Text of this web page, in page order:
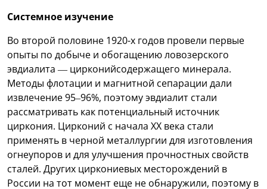
Системное изучение
Во второй половине 1920-х годов провели первые
опыты по добыче и обогащению ловозерского
эвдиалита — цирконийсодержащего минерала.
Методы флотации и магнитной сепарации дали
извлечение 95–96%, поэтому эвдиалит стали
рассматривать как потенциальный источник
циркония. Цирконий с начала XX века стали
применять в черной металлургии для изготовления
огнеупоров и для улучшения прочностных свойств
сталей. Других циркониевых месторождений в
России на тот момент еще не обнаружили, поэтому в